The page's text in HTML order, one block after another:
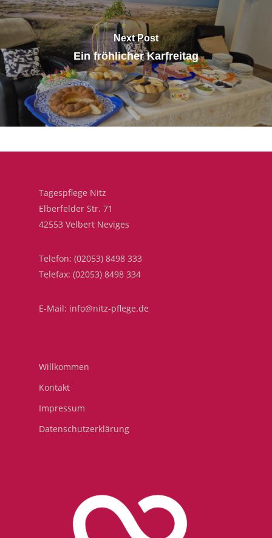
Next Post
Ein fröhlicher Karfreitag
Tagespflege Nitz
Elberfelder Str. 71
42553 Velbert Neviges
Telefon: (02053) 8498 333
Telefax: (02053) 8498 334
E-Mail: info@nitz-pflege.de
Willkommen
Kontakt
Impressum
Datenschutzerklärung